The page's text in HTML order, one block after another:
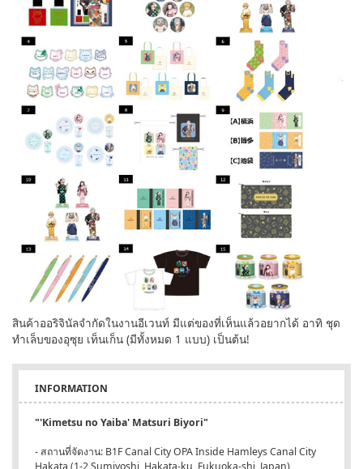
สินค้าออริจินัลจำกัดในงานอีเวนท์ มีแต่ของที่เห็นแล้วอยากได้ อาทิ ชุด
ทำเล็บของอุซุย เท็นเก็น (มีทั้งหมด 1 แบบ) เป็นต้น!
INFORMATION
"'Kimetsu no Yaiba' Matsuri Biyori"
- สถานที่จัดงาน: B1F Canal City OPA Inside Hamleys Canal City